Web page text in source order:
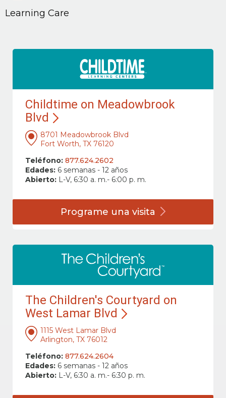
Learning Care
Childtime on Meadowbrook
Blvd
8701 Meadowbrook Blvd
Fort Worth, TX 76120
Teléfono: 877.624.2602
Edades: 6 semanas - 12 años
Abierto: L-V, 6:30 a. m.- 6:00 p. m.
Programe una visita
The Children's Courtyard on
West Lamar Blvd
1115 West Lamar Blvd
Arlington, TX 76012
Teléfono: 877.624.2604
Edades: 6 semanas - 12 años
Abierto: L-V, 6:30 a. m.- 6:30 p. m.